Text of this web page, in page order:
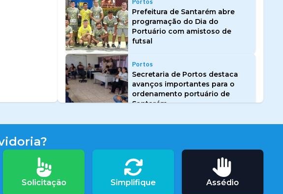
Prefeitura de Santarém abre
programação do Dia do
Portuário com amistoso de
futsal
Portos
Secretaria de Portos destaca
avanços importantes para o
ordenamento portuário de
Santarém
Portos
Portos
Solicitação Simplifique Assédio